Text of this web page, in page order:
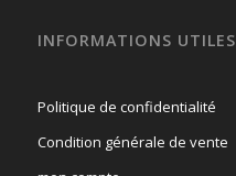
INFORMATIONS UTILES
Politique de confidentialité
Condition générale de vente